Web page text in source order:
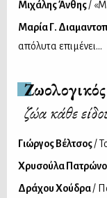
Μιχάλης Άνθης/
Μαρία Γ.
απόλυτα επιμένει…
ζώα κάθε
Γιώργος Βέλτσος/
Χρυσούλα
Δράχου Χούδρα/